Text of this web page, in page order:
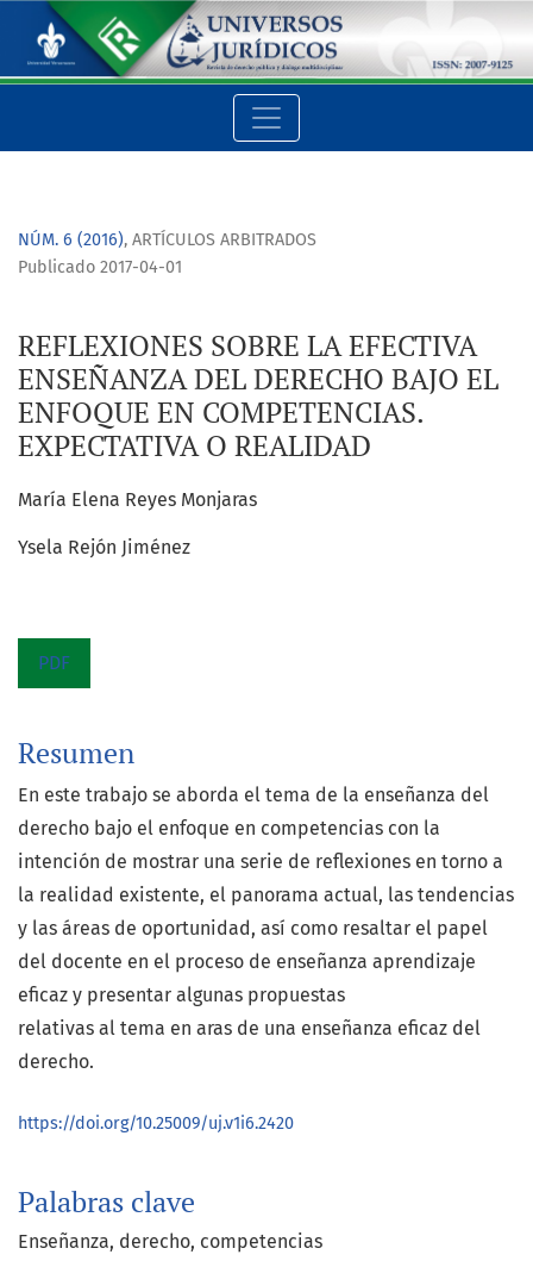
REFLEXIONES SOBRE LA EFECTIVA ENSEÑANZA DEL DERECHO
NÚM. 6 (2016), ARTÍCULOS ARBITRADOS
REFLEXIONES SOBRE LA EFECTIVA
ENSEÑANZA DEL DERECHO BAJO EL
ENFOQUE EN COMPETENCIAS.
EXPECTATIVA O REALIDAD
Publicado 2017-04-01
María Elena Reyes Monjaras
Ysela Rejón Jiménez
PDF
Palabras clave
Enseñanza derecho competencias
Resumen
En este trabajo se aborda el tema de la enseñanza del
derecho bajo el enfoque en competencias con la
intención de mostrar una serie de reflexiones en torno a
la realidad existente, el panorama actual, las tendencias
y las áreas de oportunidad, así como resaltar el papel
del docente en el proceso de enseñanza aprendizaje
eficaz y presentar algunas propuestas
relativas al tema en aras de una enseñanza eficaz del
derecho.
https://doi.org/10.25009/uj.v1i6.2420